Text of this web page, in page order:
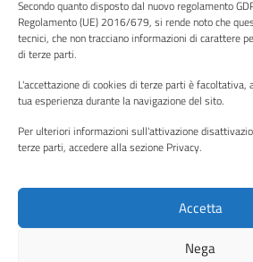
Secondo quanto disposto dal nuovo regolamento
Regolamento (UE) 2016/679, si rende noto che
tecnici, che non tracciano informazioni di carattere
di terze parti.
L'accettazione di cookies di terze parti è
tua esperienza durante la navigazione del sito.
Per ulteriori informazioni sull'attivazione
terze parti, accedere alla sezione Privacy.
Accetta
Nega
Informativa privacy
Note legali
Piano di miglioramento del sito
Instagram